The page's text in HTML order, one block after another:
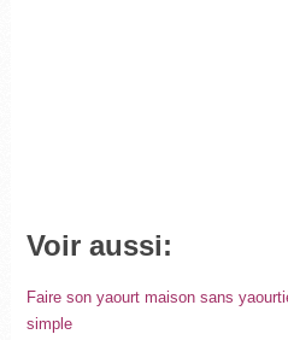
Voir aussi:
Faire son yaourt maison sans
simple